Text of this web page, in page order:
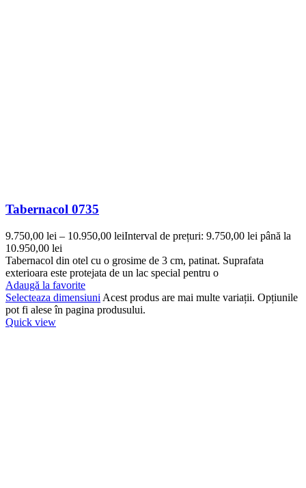
Tabernacol 0735
9.750,00 lei – 10.950,00 leiInterval de prețuri: 9.750,00 lei până la
10.950,00 lei
Tabernacol din otel cu o grosime de 3 cm, patinat. Suprafata
exterioara este protejata de un lac special pentru o
Adaugă la favorite
Selecteaza dimensiuni Acest produs are mai multe variații. Opțiunile
pot fi alese în pagina produsului.
Quick view